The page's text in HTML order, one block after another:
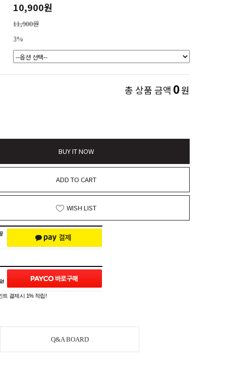
10,900원
11,900원
3%
총 상품 금액 0원
BUY IT NOW
ADD TO CART
WISH LIST
트 결제시 1% 적립!
Q&A BOARD